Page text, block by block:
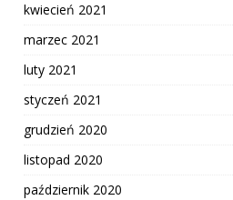
kwiecień 2021
marzec 2021
luty 2021
styczeń 2021
grudzień 2020
listopad 2020
październik 2020